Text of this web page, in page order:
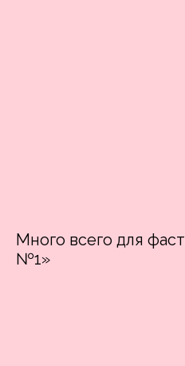
Много всего для
№1»